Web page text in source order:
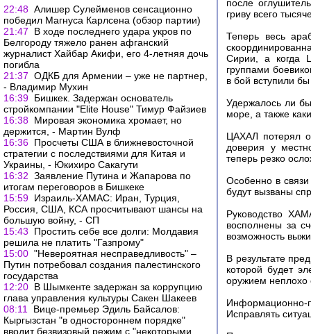
22:48 Алишер Сулейменов сенсационно
победил Магнуса Карлсена (обзор партии)
21:47
В ходе последнего удара укров по
Белгороду тяжело ранен афганский
журналист Хайбар Акифи, его 4-летняя дочь
погибла
21:37 ОДКБ для Армении – уже не партнер,
- Владимир Мухин
16:39 Бишкек. Задержан основатель
стройкомпании "Elite House" Тимур Файзиев
16:38 Мировая экономика хромает, но
держится, - Мартин Вулф
16:36 Просчеты США в ближневосточной
стратегии с последствиями для Китая и
Украины, - Юкихиро Сакагути
16:32 Заявление Путина и Жапарова по
итогам переговоров в Бишкеке
15:59 Израиль-ХАМАС: Иран, Турция,
Россия, США, КСА просчитывают шансы на
большую войну, - СП
15:43
Простить себе все долги: Молдавия
решила не платить "Газпрому"
15:00 "Невероятная несправедливость" –
Путин потребовал создания палестинского
государства
12:20 В Шымкенте задержан за коррупцию
глава управления культуры Сакен Шакеев
08:11
Вице-премьер Эдиль Байсалов:
Кыргызстан "в одностороннем порядке"
вводит безвизовый режим с "некоторыми
после
гриву всего
Теперь весь
Сирии, а когда
группами
в бой вступили
Удержалось ли
море, а также
ЦАХАЛ потерял
доверия у
теперь резко
Особенно в
будут вызваны
Руководство
восполнены за
возможность
В результате
которой будет
оружием неплохо
Информационно-
Исправлять